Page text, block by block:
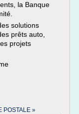
la Banque
solutions
prêts auto,
projets
POSTALE »